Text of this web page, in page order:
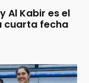
Al Kabir es el
cuarta fecha